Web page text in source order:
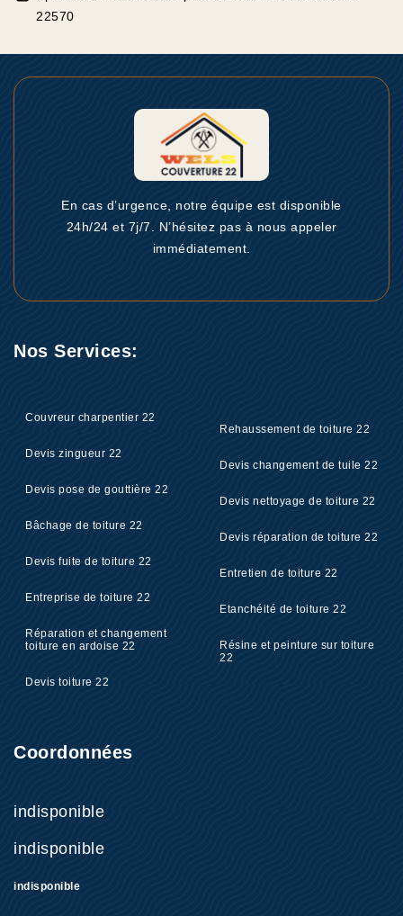
22570
En cas d’urgence, notre équipe est disponible
24h/24 et 7j/7. N’hésitez pas à nous appeler
immédiatement.
Nos Services:
Couvreur charpentier 22
Devis zingueur 22
Devis pose de gouttière 22
Bâchage de toiture 22
Devis fuite de toiture 22
Entreprise de toiture 22
Réparation et changement
toiture en ardoise 22
Devis toiture 22
Rehaussement de toiture 22
Devis changement de tuile 22
Devis nettoyage de toiture 22
Devis réparation de toiture 22
Entretien de toiture 22
Etanchéité de toiture 22
Résine et peinture sur toiture
22
Coordonnées
indisponible
indisponible
indisponible